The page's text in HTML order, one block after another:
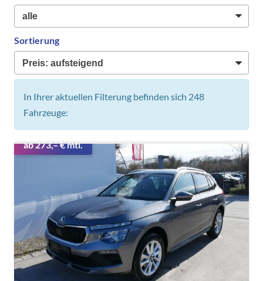
Sortierung
In Ihrer aktuellen Filterung befinden sich 248
Fahrzeuge:
ab 273,– € mtl.